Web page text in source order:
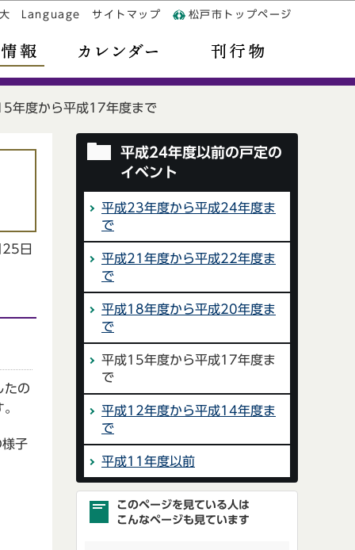
Language サイトマップ 松戸市トップページ
年度から平成17年度まで
日
たの
子
平成24年度以前の戸定の
イベント
平成23年度から平成24年度ま
で
平成21年度から平成22年度ま
で
平成18年度から平成20年度ま
で
平成15年度から平成17年度ま
で
平成12年度から平成14年度ま
で
平成11年度以前
このページを見ている人は
こんなページも見ています